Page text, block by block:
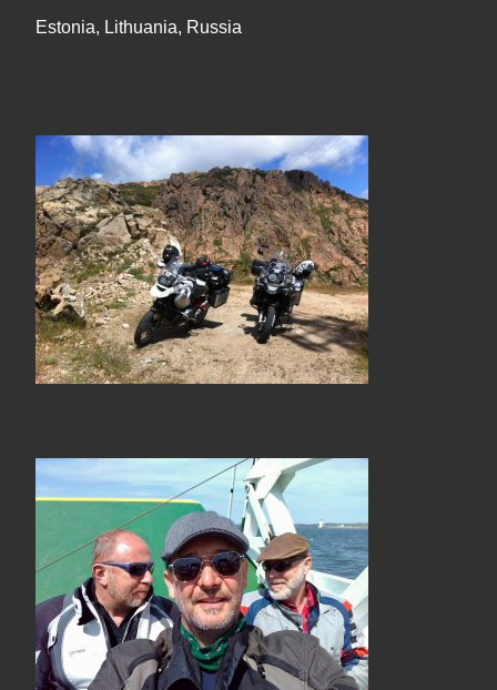
Estonia, Lithuania, Russia